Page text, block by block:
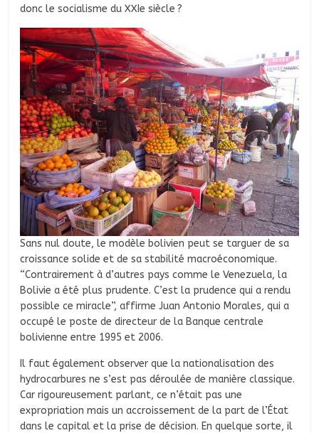
donc le socialisme du XXIe siècle ?
Sans nul doute, le modèle bolivien peut se targuer de sa
croissance solide et de sa stabilité macroéconomique.
“Contrairement à d’autres pays comme le Venezuela, la
Bolivie a été plus prudente. C’est la prudence qui a rendu
possible ce miracle”, affirme Juan Antonio Morales, qui a
occupé le poste de directeur de la Banque centrale
bolivienne entre 1995 et 2006.
Il faut également observer que la nationalisation des
hydrocarbures ne s’est pas déroulée de manière classique.
Car rigoureusement parlant, ce n’était pas une
expropriation mais un accroissement de la part de l’État
dans le capital et la prise de décision. En quelque sorte, il